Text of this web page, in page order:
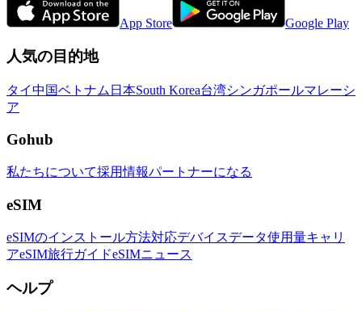
App Store Google Play
人気の目的地
タイ中国ベトナム 日本South Korea台湾シンガポールマレーシ
ア
Gohub
私たちについて採用情報パートナーになる
eSIM
eSIMのインストール方法対応デバイスデータ使用量キャリ
アeSIM旅行ガイドeSIMニュース
ヘルプ